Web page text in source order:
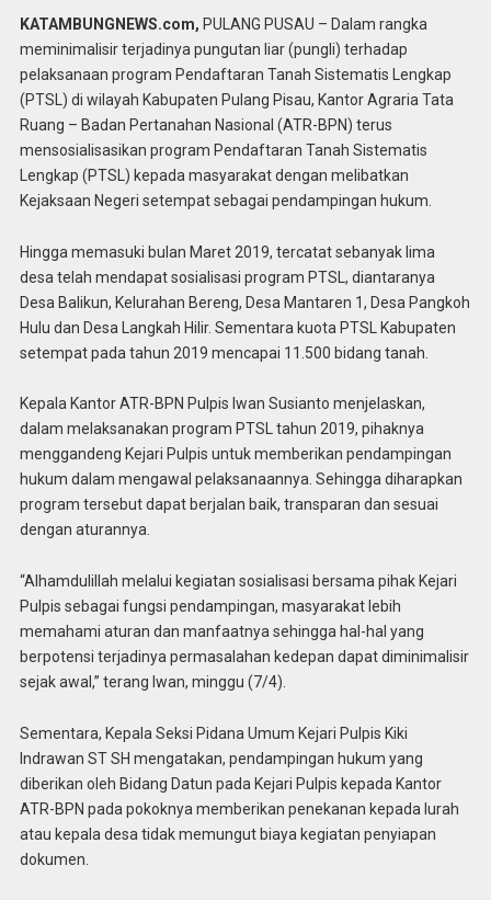
KATAMBUNGNEWS.com, PULANG PUSAU – Dalam rangka
meminimalisir terjadinya pungutan liar (pungli) terhadap
pelaksanaan program Pendaftaran Tanah Sistematis Lengkap
(PTSL) di wilayah Kabupaten Pulang Pisau, Kantor Agraria Tata
Ruang – Badan Pertanahan Nasional (ATR-BPN) terus
mensosialisasikan program Pendaftaran Tanah Sistematis
Lengkap (PTSL) kepada masyarakat dengan melibatkan
Kejaksaan Negeri setempat sebagai pendampingan hukum.
Hingga memasuki bulan Maret 2019, tercatat sebanyak lima
desa telah mendapat sosialisasi program PTSL, diantaranya
Desa Balikun, Kelurahan Bereng, Desa Mantaren 1, Desa Pangkoh
Hulu dan Desa Langkah Hilir. Sementara kuota PTSL Kabupaten
setempat pada tahun 2019 mencapai 11.500 bidang tanah.
Kepala Kantor ATR-BPN Pulpis Iwan Susianto menjelaskan,
dalam melaksanakan program PTSL tahun 2019, pihaknya
menggandeng Kejari Pulpis untuk memberikan pendampingan
hukum dalam mengawal pelaksanaannya. Sehingga diharapkan
program tersebut dapat berjalan baik, transparan dan sesuai
dengan aturannya.
“Alhamdulillah melalui kegiatan sosialisasi bersama pihak Kejari
Pulpis sebagai fungsi pendampingan, masyarakat lebih
memahami aturan dan manfaatnya sehingga hal-hal yang
berpotensi terjadinya permasalahan kedepan dapat diminimalisir
sejak awal,” terang Iwan, minggu (7/4).
Sementara, Kepala Seksi Pidana Umum Kejari Pulpis Kiki
Indrawan ST SH mengatakan, pendampingan hukum yang
diberikan oleh Bidang Datun pada Kejari Pulpis kepada Kantor
ATR-BPN pada pokoknya memberikan penekanan kepada lurah
atau kepala desa tidak memungut biaya kegiatan penyiapan
dokumen.